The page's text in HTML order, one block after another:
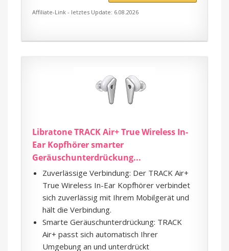
Affiliate-Link - letztes Update: 6.08.2026
Libratone TRACK Air+ True Wireless In-
Ear Kopfhörer smarter
Geräuschunterdrückung...
Zuverlässige Verbindung: Der TRACK Air+
True Wireless In-Ear Kopfhörer verbindet
sich zuverlässig mit Ihrem Mobilgerät und
hält die Verbindung.
Smarte Geräuschunterdrückung: TRACK
Air+ passt sich automatisch Ihrer
Umgebung an und unterdrückt